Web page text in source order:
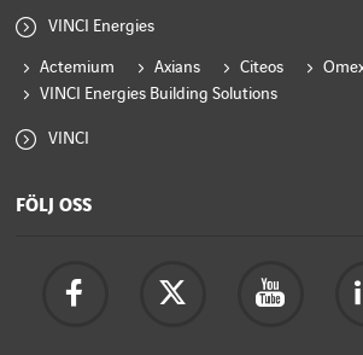
VINCI Energies
Actemium Axians Citeos
VINCI Energies Building Solutions
VINCI
FÖLJ OSS